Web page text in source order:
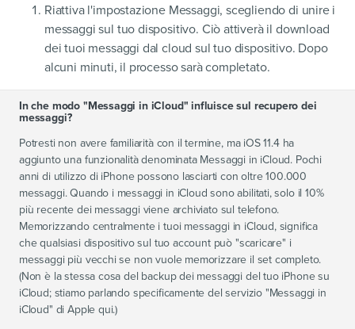
Riattiva l'impostazione Messaggi, scegliendo di unire i
messaggi sul tuo dispositivo. Ciò attiverà il download
dei tuoi messaggi dal cloud sul tuo dispositivo. Dopo
alcuni minuti, il processo sarà completato.
In che modo "Messaggi in iCloud" influisce sul recupero dei
messaggi?
Potresti non avere familiarità con il termine, ma iOS 11.4 ha
aggiunto una funzionalità denominata Messaggi in iCloud. Pochi
anni di utilizzo di iPhone possono lasciarti con oltre 100.000
messaggi. Quando i messaggi in iCloud sono abilitati, solo il 10%
più recente dei messaggi viene archiviato sul telefono.
Memorizzando centralmente i tuoi messaggi in iCloud, significa
che qualsiasi dispositivo sul tuo account può "scaricare" i
messaggi più vecchi se non vuole memorizzare il set completo.
(Non è la stessa cosa del backup dei messaggi del tuo iPhone su
iCloud; stiamo parlando specificamente del servizio "Messaggi in
iCloud" di Apple qui.)